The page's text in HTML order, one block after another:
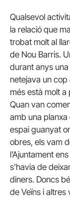
Qualsevol
la relació que
trobat molt al
de Nou Barris.
durant anys
netejava un cop
més està molt a
Quan van
amb una
espai guanyat
obres, els vam
l’Ajuntament
s’havia de
diners. Doncs
de Veïns i